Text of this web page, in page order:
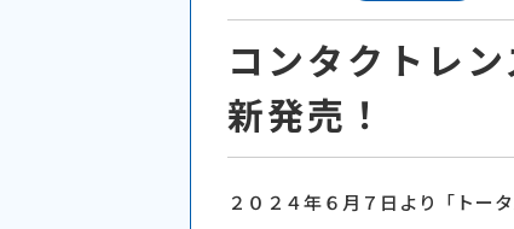
コンタクトレ
新発売！
２０２４年６月７日より「トー